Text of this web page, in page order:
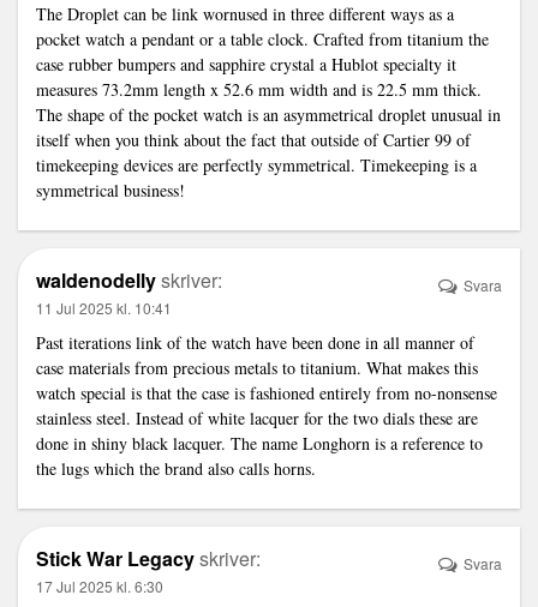
The Droplet can be link wornused in three different ways as a
pocket watch a pendant or a table clock. Crafted from titanium the
case rubber bumpers and sapphire crystal a Hublot specialty it
measures 73.2mm length x 52.6 mm width and is 22.5 mm thick.
The shape of the pocket watch is an asymmetrical droplet unusual in
itself when you think about the fact that outside of Cartier 99 of
timekeeping devices are perfectly symmetrical. Timekeeping is a
symmetrical business!
waldenodellyskriver:
11 Jul 2025 kl. 10:41
Past iterations link of the watch have been done in all manner of
case materials from precious metals to titanium. What makes this
watch special is that the case is fashioned entirely from no-nonsense
stainless steel. Instead of white lacquer for the two dials these are
done in shiny black lacquer. The name Longhorn is a reference to
the lugs which the brand also calls horns.
Svara
Stick War Legacyskriver:
17 Jul 2025 kl. 6:30
Svara